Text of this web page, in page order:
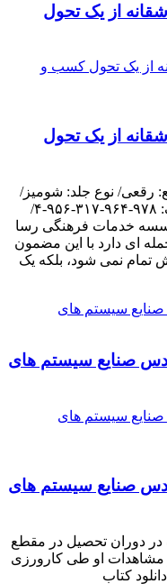
از یک تحول
از یک تحول
رقعی/ نوع جلد: شومیز/
تعداد صفحه:۳۴۴/ نوبت چاپ: اول/ شابک: ۹۷۸-۹۶۴-۳۱۷-۹۵۶-۴/
۱۳۹۷/ ناشر: موسسه خدمات فرهنگی رسا
ای دارد با این مضمون
تمام نمی شود، بلکه یک
صنایع سیستم های
صنایع سیستم های
در دوران تحصیل در مقطع
او طی کارورزی
کتاب